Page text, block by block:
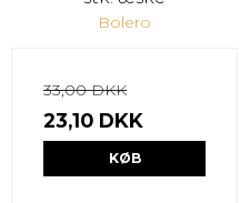
Bolero
33,00 DKK
23,10 DKK
KØB